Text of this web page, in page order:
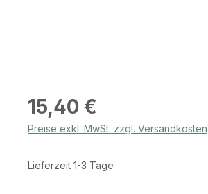
Regulärer Preis:
15,40 €
Preise exkl. MwSt. zzgl. Versandkosten
Lieferzeit 1-3 Tage